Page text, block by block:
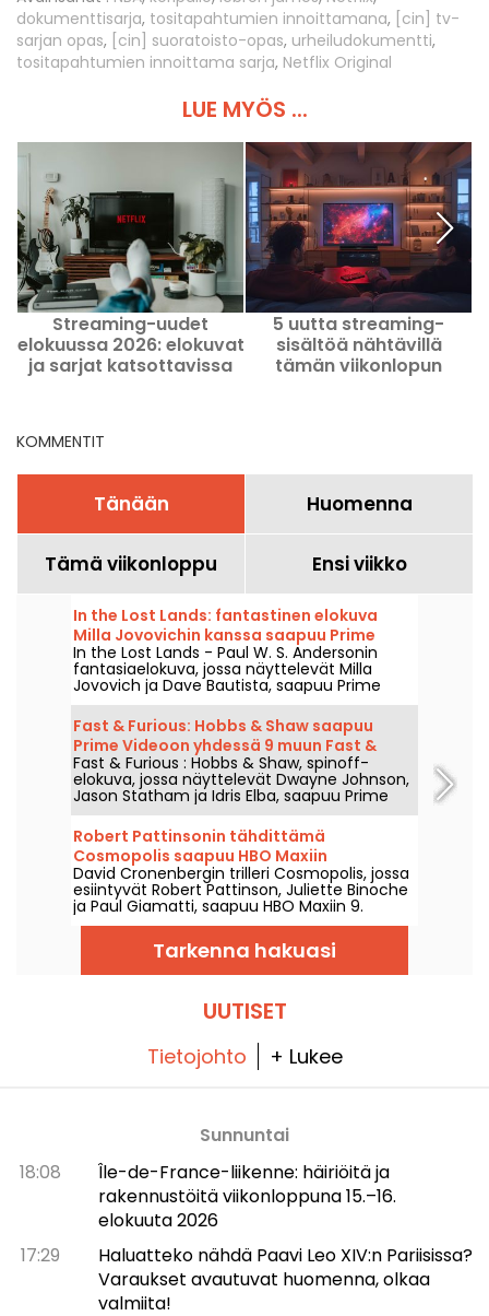
dokumenttisarja, tositapahtumien innoittamana, [cin] tv-
sarjan opas, [cin] suoratoisto-opas, urheiludokumentti,
tositapahtumien innoittama sarja, Netflix Original
LUE MYÖS ...
Streaming-uudet
elokuussa 2026: elokuvat
ja sarjat katsottavissa
5 uutta streaming-
sisältöä nähtävillä
tämän viikonlopun
KOMMENTIT
Tänään Huomenna
Tämä viikonloppu Ensi viikko
In the Lost Lands: fantastinen elokuva
Milla Jovovichin kanssa saapuu Prime
Videoon
In the Lost Lands - Paul W. S. Andersonin
fantasiaelokuva, jossa näyttelevät Milla
Jovovich ja Dave Bautista, saapuu Prime
Videoon 7. elokuuta 2026.
Fast & Furious: Hobbs & Shaw saapuu
Prime Videoon yhdessä 9 muun Fast &
Furious -elokuvan kanssa
Fast & Furious : Hobbs & Shaw, spinoff-
elokuva, jossa näyttelevät Dwayne Johnson,
Jason Statham ja Idris Elba, saapuu Prime
Videoon 1. elokuuta 2026.
Robert Pattinsonin tähdittämä
Cosmopolis saapuu HBO Maxiin
David Cronenbergin trilleri Cosmopolis, jossa
esiintyvät Robert Pattinson, Juliette Binoche
ja Paul Giamatti, saapuu HBO Maxiin 9.
elokuuta 2026.
Tarkenna hakuasi
UUTISET
Tietojohto + Lukee
Sunnuntai
18:08
Île-de-France-liikenne: häiriöitä ja
rakennustöitä viikonloppuna 15.–16.
elokuuta 2026
17:29
Haluatteko nähdä Paavi Leo XIV:n Pariisissa?
Varaukset avautuvat huomenna, olkaa
valmiita!